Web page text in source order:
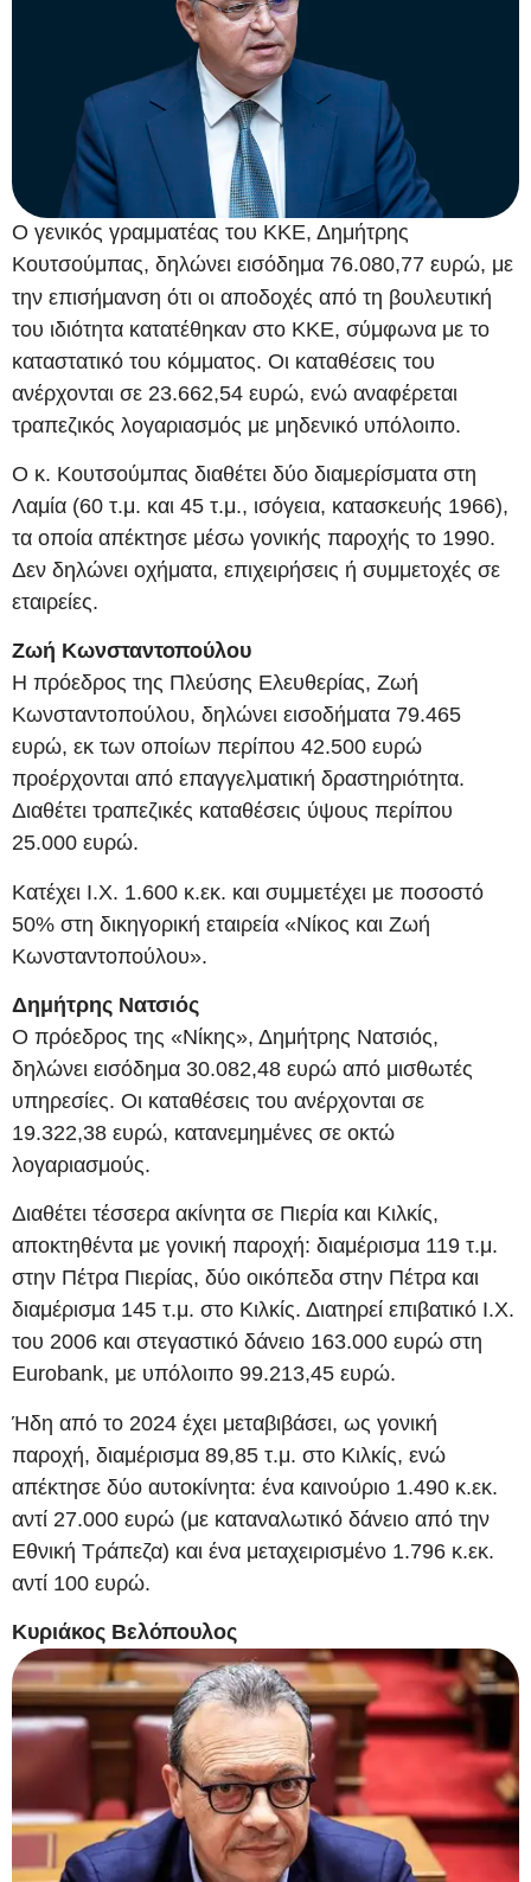
Ο γενικός γραμματέας του ΚΚΕ, Δημήτρης
Κουτσούμπας, δηλώνει εισόδημα 76.080,77 ευρώ, με
την επισήμανση ότι οι αποδοχές από τη βουλευτική
του ιδιότητα κατατέθηκαν στο ΚΚΕ, σύμφωνα με το
καταστατικό του κόμματος. Οι καταθέσεις του
ανέρχονται σε 23.662,54 ευρώ, ενώ αναφέρεται
τραπεζικός λογαριασμός με μηδενικό υπόλοιπο.
Ο κ. Κουτσούμπας διαθέτει δύο διαμερίσματα στη
Λαμία (60 τ.μ. και 45 τ.μ., ισόγεια, κατασκευής 1966),
τα οποία απέκτησε μέσω γονικής παροχής το 1990.
Δεν δηλώνει οχήματα, επιχειρήσεις ή συμμετοχές σε
εταιρείες.
Ζωή Κωνσταντοπούλου
Η πρόεδρος της Πλεύσης Ελευθερίας, Ζωή
Κωνσταντοπούλου, δηλώνει εισοδήματα 79.465
ευρώ, εκ των οποίων περίπου 42.500 ευρώ
προέρχονται από επαγγελματική δραστηριότητα.
Διαθέτει τραπεζικές καταθέσεις ύψους περίπου
25.000 ευρώ.
Κατέχει Ι.Χ. 1.600 κ.εκ. και συμμετέχει με ποσοστό
50% στη δικηγορική εταιρεία «Νίκος και Ζωή
Κωνσταντοπούλου».
Δημήτρης Νατσιός
Ο πρόεδρος της «Νίκης», Δημήτρης Νατσιός,
δηλώνει εισόδημα 30.082,48 ευρώ από μισθωτές
υπηρεσίες. Οι καταθέσεις του ανέρχονται σε
19.322,38 ευρώ, κατανεμημένες σε οκτώ
λογαριασμούς.
Διαθέτει τέσσερα ακίνητα σε Πιερία και Κιλκίς,
αποκτηθέντα με γονική παροχή: διαμέρισμα 119 τ.μ.
στην Πέτρα Πιερίας, δύο οικόπεδα στην Πέτρα και
διαμέρισμα 145 τ.μ. στο Κιλκίς. Διατηρεί επιβατικό Ι.Χ.
του 2006 και στεγαστικό δάνειο 163.000 ευρώ στη
Eurobank, με υπόλοιπο 99.213,45 ευρώ.
Ήδη από το 2024 έχει μεταβιβάσει, ως γονική
παροχή, διαμέρισμα 89,85 τ.μ. στο Κιλκίς, ενώ
απέκτησε δύο αυτοκίνητα: ένα καινούριο 1.490 κ.εκ.
αντί 27.000 ευρώ (με καταναλωτικό δάνειο από την
Εθνική Τράπεζα) και ένα μεταχειρισμένο 1.796 κ.εκ.
αντί 100 ευρώ.
Κυριάκος Βελόπουλος